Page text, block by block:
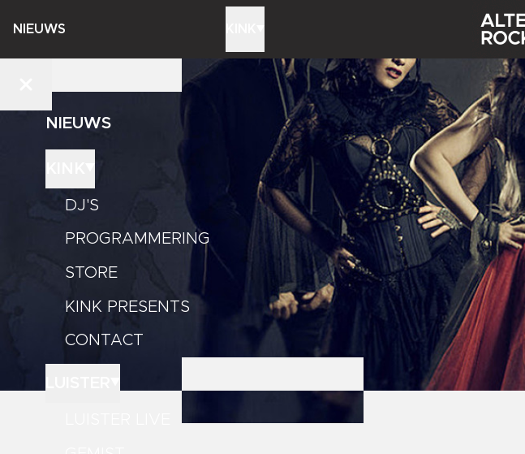
NIEUWS
NIEUWS
DJ'S
PROGRAMMERING
STORE
KINK PRESENTS
CONTACT